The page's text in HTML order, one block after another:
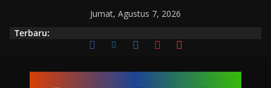
Jumat, Agustus 7, 2026
Terbaru: